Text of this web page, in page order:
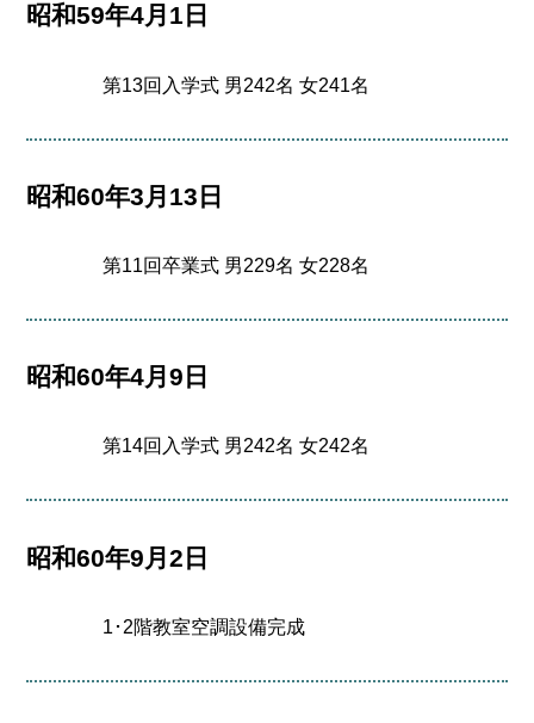
昭和59年4月1日
第13回入学式 男242名 女241名
昭和60年3月13日
第11回卒業式 男229名 女228名
昭和60年4月9日
第14回入学式 男242名 女242名
昭和60年9月2日
1･2階教室空調設備完成